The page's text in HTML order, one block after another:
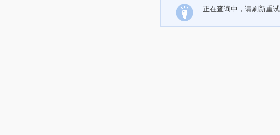
正在查询中，请刷新重试